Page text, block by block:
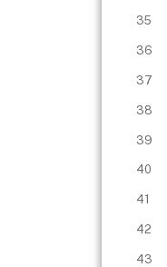
35
36
37
38
39
40
41
42
43